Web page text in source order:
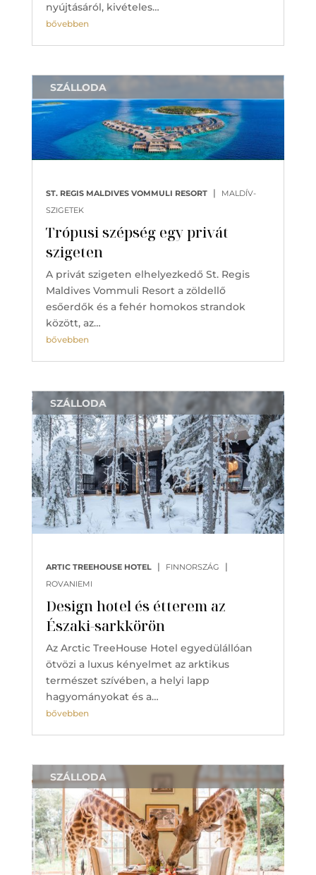
nyújtásáról, kivételes…
bővebben
Trópusi szépség egy privát
szigeten
ST. REGIS MALDIVES VOMMULI RESORT |
MALDÍV-
SZIGETEK
SZÁLLODA
A privát szigeten elhelyezkedő St. Regis
Maldives Vommuli Resort a zöldellő
esőerdők és a fehér homokos strandok
között, az…
bővebben
Design hotel és étterem az
Északi-sarkkörön
ARTIC TREEHOUSE HOTEL | FINNORSZÁG |
ROVANIEMI
SZÁLLODA
Az Arctic TreeHouse Hotel egyedülállóan
ötvözi a luxus kényelmet az arktikus
természet szívében, a helyi lapp
hagyományokat és a…
bővebben
SZÁLLODA